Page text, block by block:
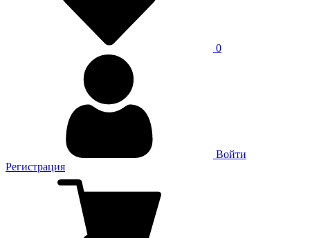
0
Войти
Регистрация